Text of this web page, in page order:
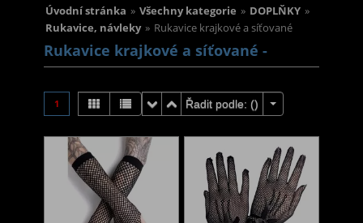
Úvodní stránka » Všechny kategorie » DOPLŇKY »
Rukavice, návleky » Rukavice krajkové a síťované
Rukavice krajkové a síťované -
1 Řadit podle: ()